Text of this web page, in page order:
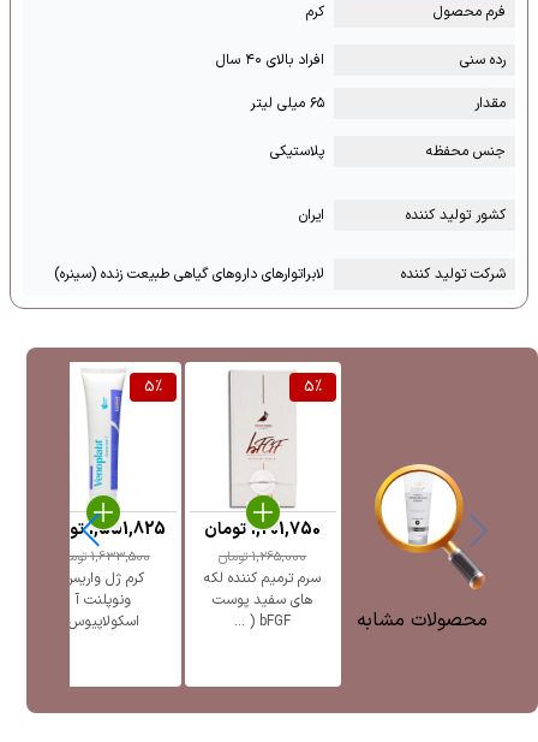
فرم محصول کرم
رده سنی
افراد بالای ۴۰ سال
مقدار
۶۵ میلی لیتر
جنس محفظه پلاستیکی
کشور تولید کننده ایران
شرکت تولید کننده لابراتوارهای داروهای گیاهی طبیعت زنده (سینره)
محصولات مشابه
5%
سرم ترمیم کننده لکه
های سفید پوست
bFGF ( ...
1,265,000تومان
1,201,750تومان
5%
کرم ژل واریس
ونوپلنت آ
اسکولاپیوس
1,633,500تومان
1,551,825تومان